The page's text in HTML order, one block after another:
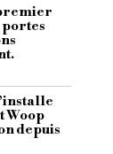
portes
Woop
depuis